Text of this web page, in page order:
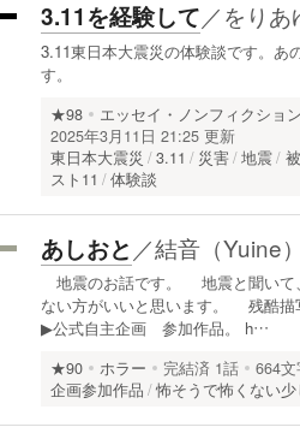
3.11を経験して／をりあ
3.11東日本大震災の体験談です。あ
す。
★98 エッセイ・ノンフィクション
2025年3月11日 21:25 更新
東日本大震災
3.11 災害 地震
スト11
体験談
あしおと ／結音（Yuine）
地震のお話です。 地震と聞いて
ない方がいいと思います。 残
▶公式自主企画 参加作品。 h…
★90 ホラー 完結済 1話 664文
企画参加作品
怖そうで怖くない